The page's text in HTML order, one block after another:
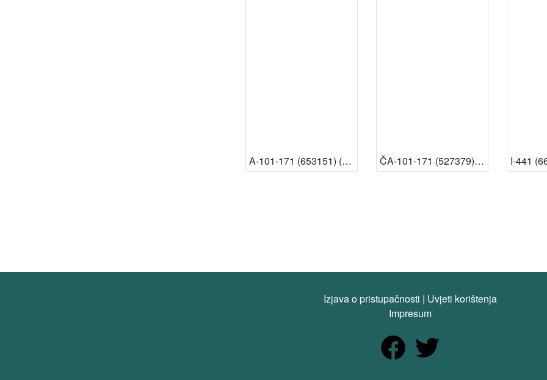
A-101-171 (653151) (13 – Knjižnica HAZU) [Dostupno] ČA-101-171 (527379) (13 – Knjižnica HAZU) [Dostupno]
Izjava o pristupačnosti | Uvjeti korištenja
Impresum